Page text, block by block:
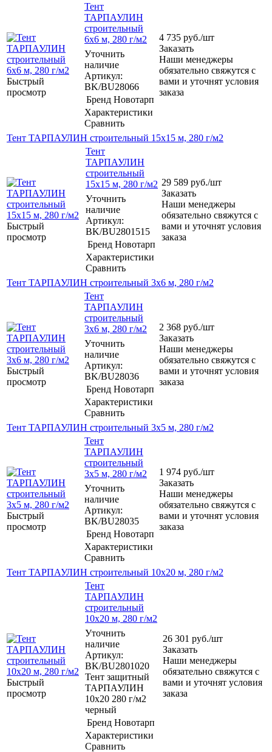
Быстрый
просмотр
Тент
ТАРПАУЛИН
строительный
6х6 м, 280 г/м2
Уточнить
наличие
Артикул:
BK/BU28066
Бренд Новотарп
Характеристики
Сравнить
4 735 руб./шт
Заказать
Наши менеджеры
обязательно свяжутся с
вами и уточнят условия
заказа
Тент ТАРПАУЛИН строительный 15х15 м, 280 г/м2
Быстрый
просмотр
Тент
ТАРПАУЛИН
строительный
15х15 м, 280 г/м2
Уточнить
наличие
Артикул:
BK/BU2801515
Бренд Новотарп
Характеристики
Сравнить
29 589 руб./шт
Заказать
Наши менеджеры
обязательно свяжутся с
вами и уточнят условия
заказа
Тент ТАРПАУЛИН строительный 3х6 м, 280 г/м2
Быстрый
просмотр
Тент
ТАРПАУЛИН
строительный
3х6 м, 280 г/м2
Уточнить
наличие
Артикул:
BK/BU28036
Бренд Новотарп
Характеристики
Сравнить
2 368 руб./шт
Заказать
Наши менеджеры
обязательно свяжутся с
вами и уточнят условия
заказа
Тент ТАРПАУЛИН строительный 3х5 м, 280 г/м2
Быстрый
просмотр
Тент
ТАРПАУЛИН
строительный
3х5 м, 280 г/м2
Уточнить
наличие
Артикул:
BK/BU28035
Бренд Новотарп
Характеристики
Сравнить
1 974 руб./шт
Заказать
Наши менеджеры
обязательно свяжутся с
вами и уточнят условия
заказа
Тент ТАРПАУЛИН строительный 10х20 м, 280 г/м2
Быстрый
просмотр
Тент
ТАРПАУЛИН
строительный
10х20 м, 280 г/м2
Уточнить
наличие
Артикул:
BK/BU2801020
Тент защитный
ТАРПАУЛИН
10х20 280 г/м2
черный
Бренд Новотарп
Характеристики
Сравнить
26 301 руб./шт
Заказать
Наши менеджеры
обязательно свяжутся с
вами и уточнят условия
заказа